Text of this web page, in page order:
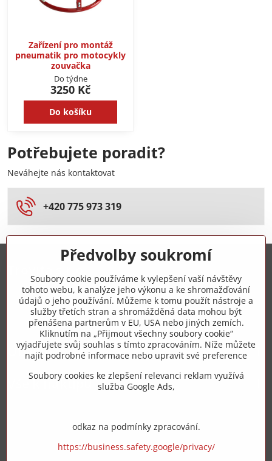
Zařízení pro montáž
pneumatik pro motocykly
zouvačka
Do týdne
3250 Kč
Do košíku
Potřebujete poradit?
Neváhejte nás kontaktovat
+420 775 973 319
+420 775 973 319
info​@zipzop​.cz
Objednávky
Vše k nákupu
Předvolby soukromí
Soubory cookie používáme k vylepšení vaší návštěvy
tohoto webu, k analýze jeho výkonu a ke shromažďování
údajů o jeho používání. Můžeme k tomu použít nástroje a
služby třetích stran a shromážděná data mohou být
přenášena partnerům v EU, USA nebo jiných zemích.
Kliknutím na „Přijmout všechny soubory cookie“
vyjadřujete svůj souhlas s tímto zpracováním. Níže můžete
najít podrobné informace nebo upravit své preference
Soubory cookies ke zlepšení relevanci reklam využívá
služba Google Ads,
odkaz na podmínky zpracování.
https://business.safety.google/privacy/